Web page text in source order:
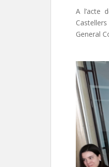
A l’acte
General